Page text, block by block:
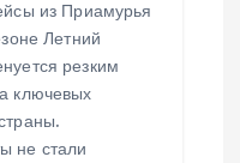
из Приамурья
Летний
резким
ключевых
не стали